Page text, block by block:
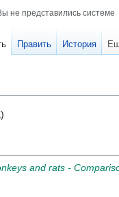
and rats -
не представились системе
Править История